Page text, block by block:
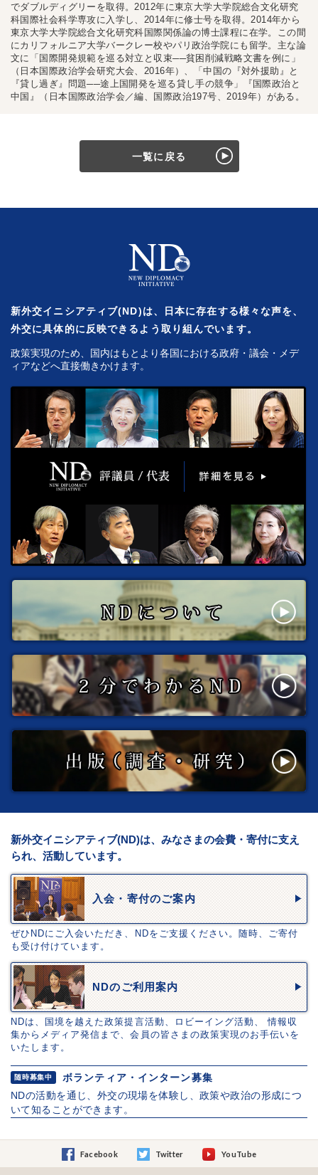
でダブルディグリーを取得。2012年に東京大学大学院総合文化研究
科国際社会科学専攻に入学し、2014年に修士号を取得。2014年から
東京大学大学院総合文化研究科国際関係論の博士課程に在学。この間
にカリフォルニア大学バークレー校やパリ政治学院にも留学。主な論
文に「国際開発規範を巡る対立と収束──貧困削減戦略文書を例に」
（日本国際政治学会研究大会、2016年）、「中国の『対外援助』と
『貸し過ぎ』問題──途上国開発を巡る貸し手の競争」『国際政治と
中国』（日本国際政治学会／編、国際政治197号、2019年）がある。
一覧に戻る
新外交イニシアティブ(ND)は、日本に存在する様々な声を、
外交に具体的に反映できるよう取り組んでいます。
政策実現のため、国内はもとより各国における政府・議会・メデ
ィアなどへ直接働きかけます。
新外交イニシアティブ(ND)は、みなさまの会費・寄付に支え
られ、活動しています。
入会・寄付のご案内
ぜひNDにご入会いただき、NDをご支援ください。随時、ご寄付
も受け付けています。
NDのご利用案内
NDは、国境を越えた政策提言活動、ロビーイング活動、 情報収
集からメディア発信まで、会員の皆さまの政策実現のお手伝いを
いたします。
随時募集中
ボランティア・インターン募集
NDの活動を通じ、外交の現場を体験し、政策や政治の形成につ
いて知ることができます。
Facebook Twitter YouTube